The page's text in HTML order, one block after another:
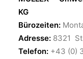
Bildung & Kultur
Gesundheit
Kundmachungen
KG
Bürozeiten:
Adresse: 8321
Telefon: +43 (0)